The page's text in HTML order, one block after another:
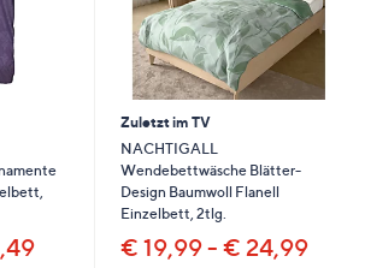
Zuletzt im TV
NACHTIGALL
Wendebettwäsche Blätter-
Design Baumwoll Flanell
Einzelbett, 2tlg.
€ 19,99 - € 24,99